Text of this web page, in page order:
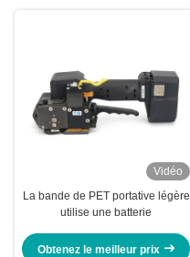
Vidéo
La bande de PET portative légère
utilise une batterie
Obtenez le meilleur prix